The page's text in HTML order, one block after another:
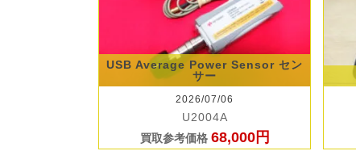
USB Average Power Sensor セン
サー
2026/07/06
U2004A
買取参考価格 68,000円